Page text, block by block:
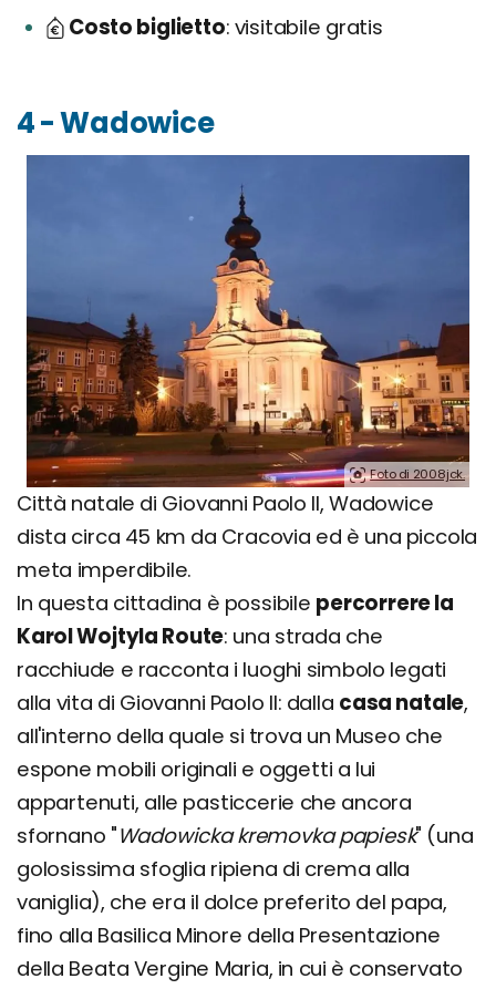
Costo biglietto visitabile gratis
4 - Wadowice
Foto di 2008jck.
Città natale di Giovanni Paolo II, Wadowice
dista circa 45 km da Cracovia ed è una piccola
meta imperdibile.
In questa cittadina è possibile percorrere la
Karol Wojtyla Route: una strada che
racchiude e racconta i luoghi simbolo legati
alla vita di Giovanni Paolo II: dalla casa natale,
all'interno della quale si trova un Museo che
espone mobili originali e oggetti a lui
appartenuti, alle pasticcerie che ancora
sfornano "Wadowicka kremovka papiesk" (una
golosissima sfoglia ripiena di crema alla
vaniglia), che era il dolce preferito del papa,
fino alla Basilica Minore della Presentazione
della Beata Vergine Maria, in cui è conservato